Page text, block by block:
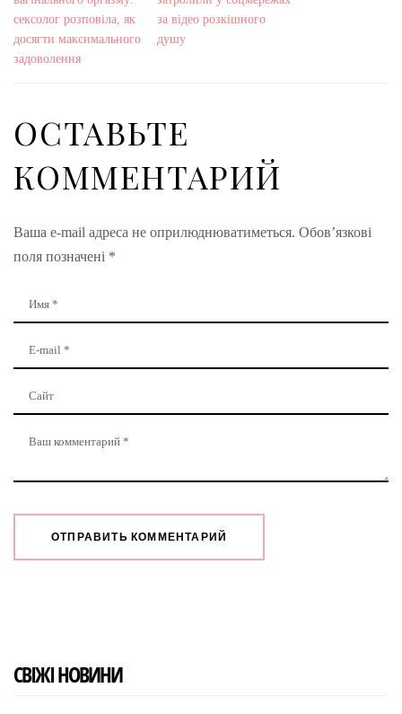
сексолог розповіла, як
досягти максимального
задоволення
за відео розкішного
душу
ОСТАВЬТЕ
КОММЕНТАРИЙ
Ваша e-mail адреса не оприлюднюватиметься. Обов’язкові
поля позначені *
СВІЖІ НОВИНИ